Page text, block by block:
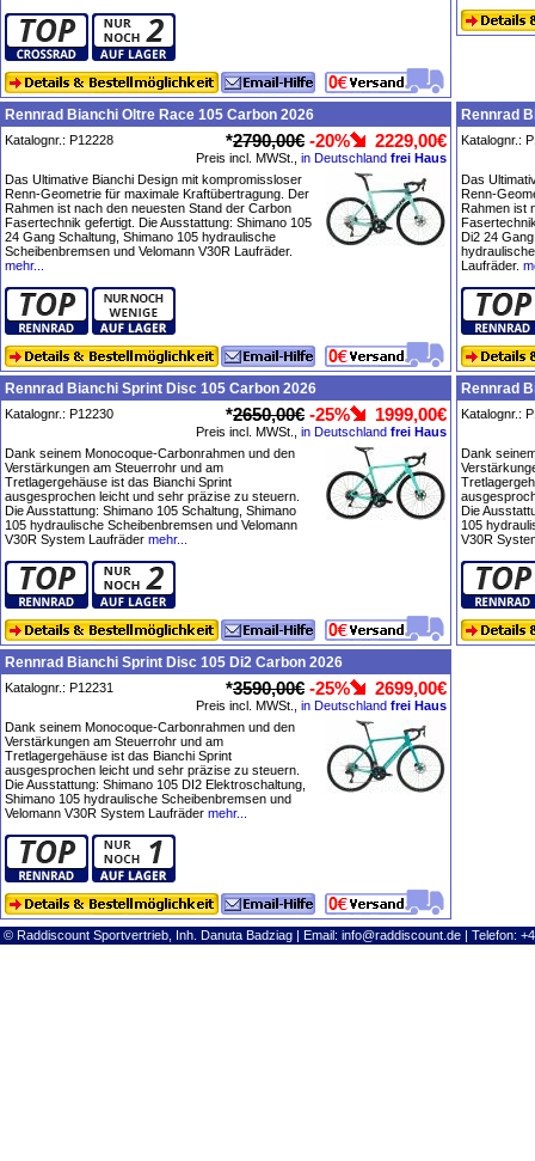
Rennrad Bianchi Oltre Race 105 Carbon 2026
Katalognr.: P12228 *2790,00€ -20% 2229,00€
Preis incl. MWSt., in Deutschland frei Haus
Das Ultimative Bianchi Design mit kompromissloser
Renn-Geometrie für maximale Kraftübertragung. Der
Rahmen ist nach den neuesten Stand der Carbon
Fasertechnik gefertigt. Die Ausstattung: Shimano 105
24 Gang Schaltung, Shimano 105 hydraulische
Scheibenbremsen und Velomann V30R Laufräder.
mehr...
Rennrad
Katalognr.:
Das
Renn-
Rahmen ist
Di2 24
Laufräder.
Rennrad Bianchi Sprint Disc 105 Carbon 2026
Katalognr.: P12230 *2650,00€ -25% 1999,00€
Preis incl. MWSt., in Deutschland frei Haus
Dank seinem Monocoque-Carbonrahmen und den
Verstärkungen am Steuerrohr und am
Tretlagergehäuse ist das Bianchi Sprint
ausgesprochen leicht und sehr präzise zu steuern.
Die Ausstattung: Shimano 105 Schaltung, Shimano
105 hydraulische Scheibenbremsen und Velomann
V30R System Laufräder mehr...
Rennrad
Katalognr.:
Dank
Die
105
V30R
Rennrad Bianchi Sprint Disc 105 Di2 Carbon 2026
Katalognr.: P12231 *3590,00€ -25% 2699,00€
Preis incl. MWSt., in Deutschland frei Haus
Dank seinem Monocoque-Carbonrahmen und den
Verstärkungen am Steuerrohr und am
Tretlagergehäuse ist das Bianchi Sprint
ausgesprochen leicht und sehr präzise zu steuern.
Die Ausstattung: Shimano 105 DI2 Elektroschaltung,
Shimano 105 hydraulische Scheibenbremsen und
Velomann V30R System Laufräder mehr...
© Raddiscount Sportvertrieb, Inh. Danuta Badziag | Email: info@raddiscount.de | Telefon: